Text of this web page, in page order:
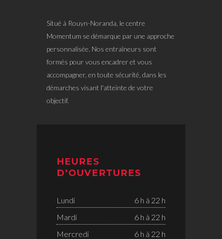
Situé à Rouyn-Noranda, le centre
Momentum se démarque par une approche
personnalisée. Nos entraîneurs sont
formés pour vous encadrer et vous
accompagner, en toute sécurité, dans les
démarches visant l'atteinte de votre
objectif.
HEURES
D’OUVERTURES
Lundi
6 h à 22 h
Mardi
6 h à 22 h
Mercredi
6 h à 22 h